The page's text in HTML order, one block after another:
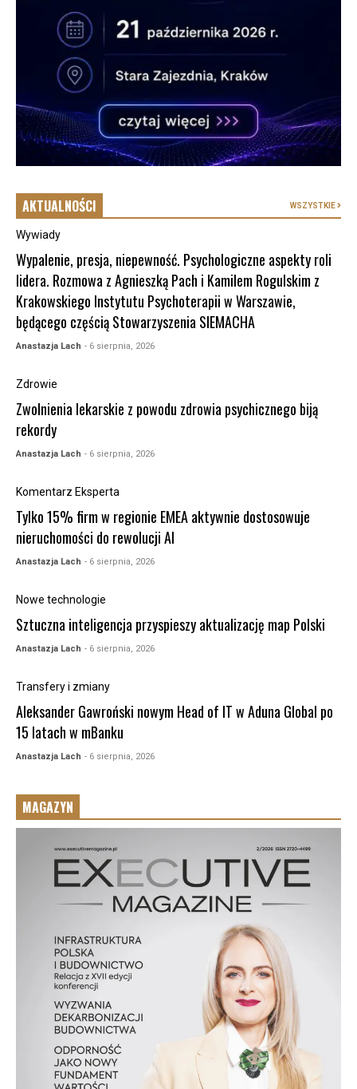
AKTUALNOŚCI WSZYSTKIE
Wywiady
Wypalenie, presja, niepewność. Psychologiczne aspekty roli
lidera. Rozmowa z Agnieszką Pach i Kamilem Rogulskim z
Krakowskiego Instytutu Psychoterapii w Warszawie,
będącego częścią Stowarzyszenia SIEMACHA
Anastazja Lach - 6 sierpnia, 2026
Zdrowie
Zwolnienia lekarskie z powodu zdrowia psychicznego biją
rekordy
Anastazja Lach - 6 sierpnia, 2026
Komentarz Eksperta
Tylko 15% firm w regionie EMEA aktywnie dostosowuje
nieruchomości do rewolucji AI
Anastazja Lach - 6 sierpnia, 2026
Nowe technologie
Sztuczna inteligencja przyspieszy aktualizację map Polski
Anastazja Lach - 6 sierpnia, 2026
Transfery i zmiany
Aleksander Gawroński nowym Head of IT w Aduna Global po
15 latach w mBanku
Anastazja Lach - 6 sierpnia, 2026
MAGAZYN